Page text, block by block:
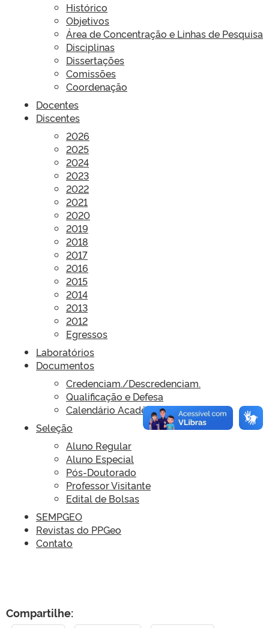
Histórico
Objetivos
Área de Concentração e Linhas de Pesquisa
Disciplinas
Dissertações
Comissões
Coordenação
Docentes
Discentes
2026
2025
2024
2023
2022
2021
2020
2019
2018
2017
2016
2015
2014
2013
2012
Egressos
Laboratórios
Documentos
Credenciam./Descredenciam.
Qualificação e Defesa
Calendário Acadêmico
Seleção
Aluno Regular
Aluno Especial
Pós-Doutorado
Professor Visitante
Edital de Bolsas
SEMPGEO
Revistas do PPGeo
Contato
Compartilhe: